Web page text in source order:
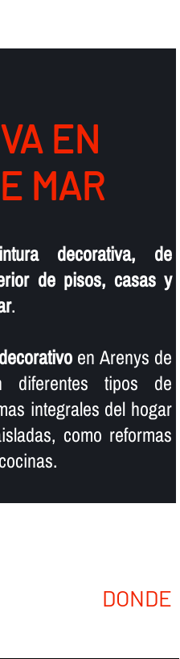
EN
MAR
decorativa, de
de pisos, casas y
.
en Arenys de
diferentes tipos de
integrales del hogar
como reformas
DONDE